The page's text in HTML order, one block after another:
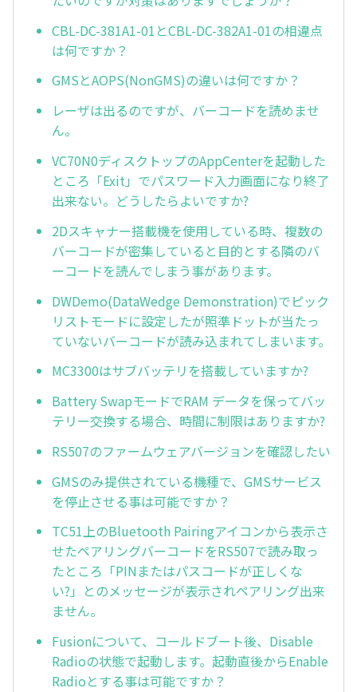
CBL-DC-381A1-01とCBL-DC-382A1-01の相違点
は何ですか？
GMSとAOPS(NonGMS)の違いは何ですか？
レーザは出るのですが、バーコードを読めませ
ん。
VC70N0ディスクトップのAppCenterを起動した
ところ「Exit」でパスワード入力画面になり終了
出来ない。どうしたらよいですか?
2Dスキャナー搭載機を使用している時、複数の
バーコードが密集していると目的とする隣のバ
ーコードを読んでしまう事があります。
DWDemo(DataWedge Demonstration)でピック
リストモードに設定したが照準ドットが当たっ
ていないバーコードが読み込まれてしまいます。
MC3300はサブバッテリを搭載していますか?
Battery SwapモードでRAM データを保ってバッ
テリー交換する場合、時間に制限はありますか?
RS507のファームウェアバージョンを確認したい
GMSのみ提供されている機種で、GMSサービス
を停止させる事は可能ですか？
TC51上のBluetooth Pairingアイコンから表示さ
せたペアリングバーコードをRS507で読み取っ
たところ「PINまたはパスコードが正しくな
い?」とのメッセージが表示されペアリング出来
ません。
Fusionについて、コールドブート後、Disable
Radioの状態で起動します。起動直後からEnable
Radioとする事は可能ですか？